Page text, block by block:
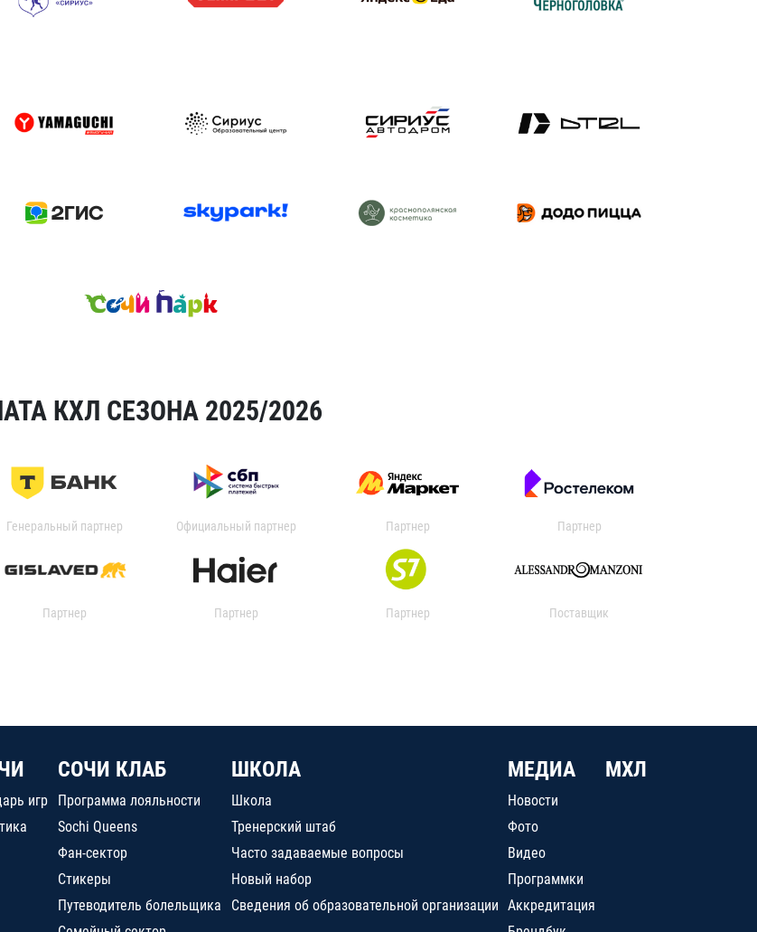
КХЛ СЕЗОНА 2025/2026
Генеральный партнер Официальный партнер Партнер Партнер
Партнер Партнер Партнер Поставщик
игр
СОЧИ КЛАБ
Программа лояльности
Sochi Queens
Фан-сектор
Стикеры
Путеводитель болельщика
ШКОЛА
Школа
Тренерский штаб
Часто задаваемые вопросы
Новый набор
Сведения об образовательной организации
МЕДИА
Новости
Фото
Видео
Программки
Аккредитация
МХЛ